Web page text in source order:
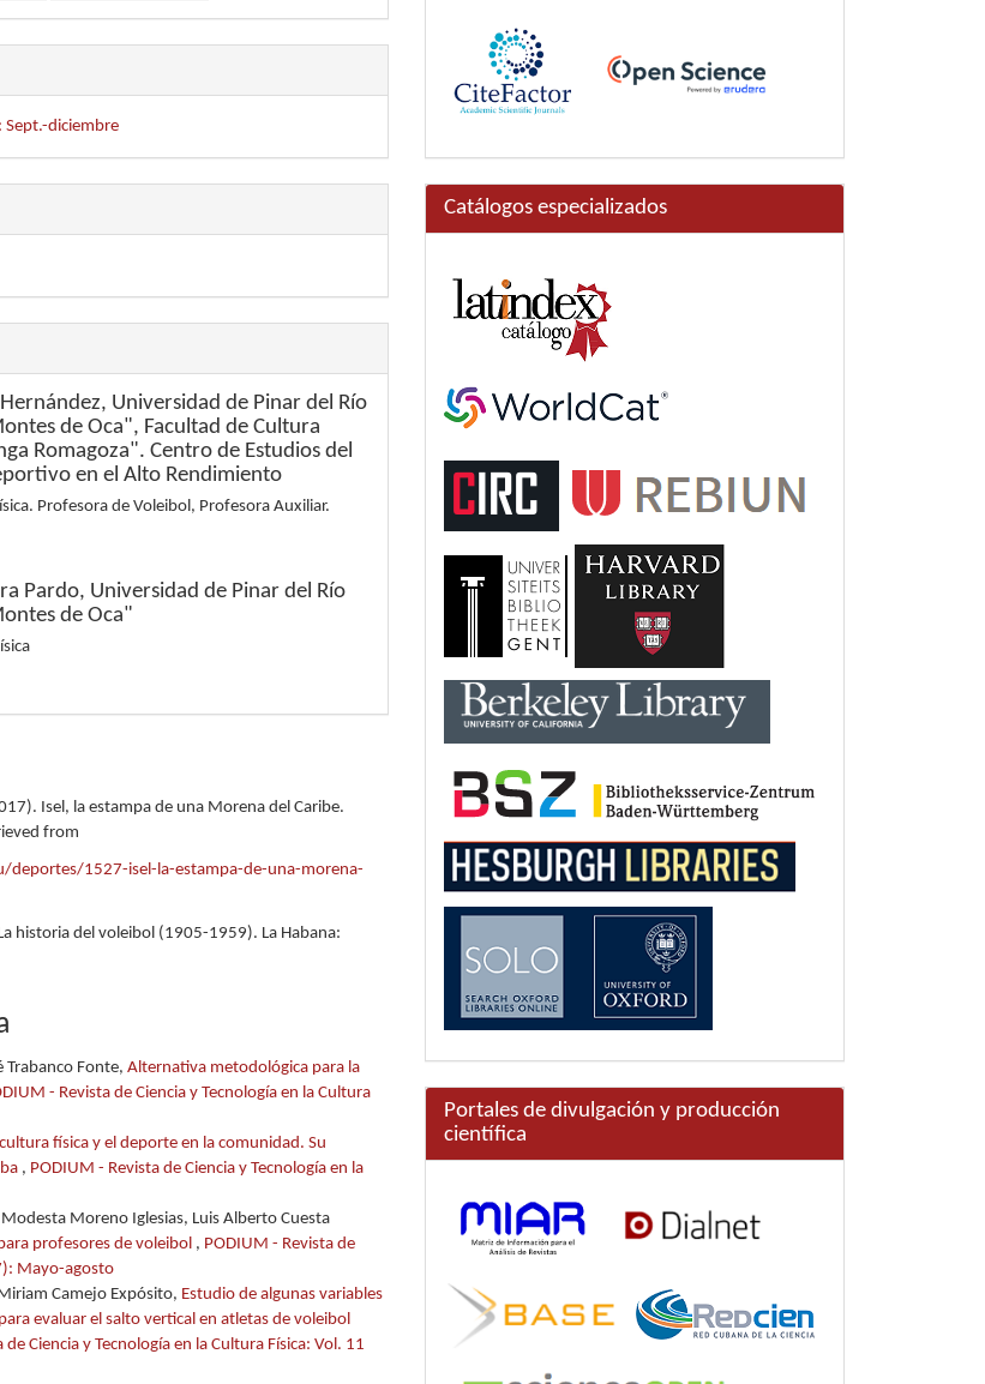
diciembre
Universidad de Pinar del Río
de Oca", Facultad de Cultura
Romagoza". Centro de Estudios del
en el Alto Rendimiento
Profesora de Voleibol, Profesora Auxiliar.
Pardo, Universidad de Pinar del Río
de Oca"
Isel, la estampa de una Morena del Caribe.
from
1527-isel-la-estampa-de-una-morena-
historia del voleibol (1905-1959). La Habana:
Trabanco Fonte, Alternativa metodológica para la
- Revista de Ciencia y Tecnología en la Cultura
física y el deporte en la comunidad. Su
, PODIUM - Revista de Ciencia y Tecnología en la
Moreno Iglesias, Luis Alberto Cuesta
profesores de voleibol , PODIUM - Revista de
Mayo-agosto
Camejo Expósito, Estudio de algunas variables
evaluar el salto vertical en atletas de voleibol
de Ciencia y Tecnología en la Cultura Física: Vol. 11
Catálogos especializados
Portales de divulgación y producción
científica